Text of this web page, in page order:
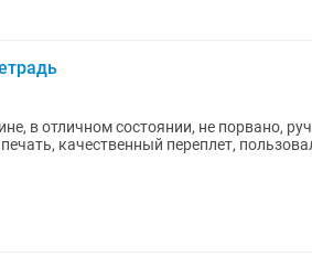
в отличном состоянии, не порвано,
качественный переплет,